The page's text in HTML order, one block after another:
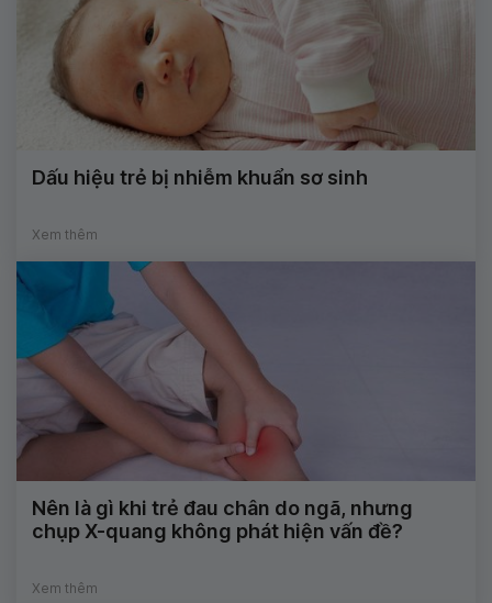
Dấu hiệu trẻ bị nhiễm khuẩn sơ sinh
Xem thêm
Nên là gì khi trẻ đau chân do ngã, nhưng
chụp X-quang không phát hiện vấn đề?
Xem thêm